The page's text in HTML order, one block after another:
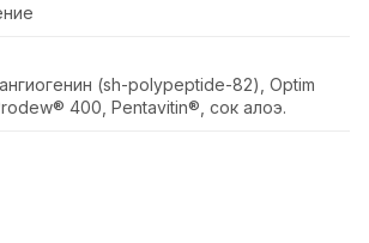
(sh-polypeptide-82), Optim
400, Pentavitin®, сок алоэ.